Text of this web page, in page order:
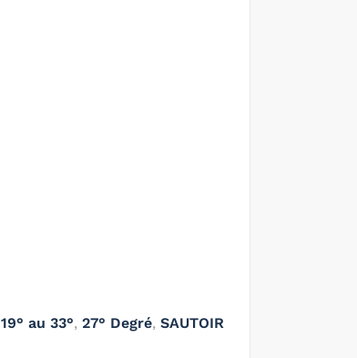
19° au 33°, 27° Degré, SAUTOIR